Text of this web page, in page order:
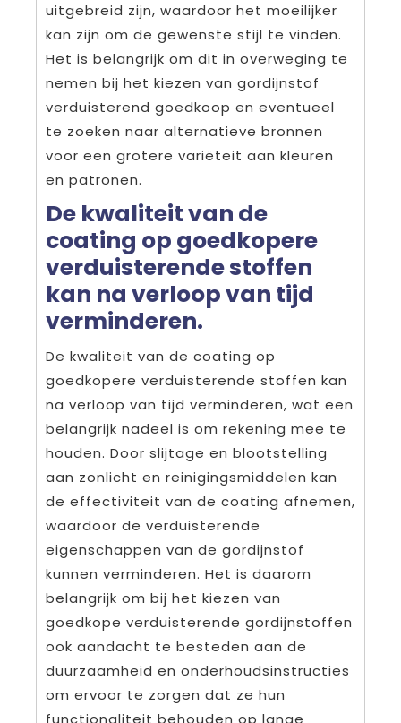
uitgebreid zijn, waardoor het moeilijker
kan zijn om de gewenste stijl te vinden.
Het is belangrijk om dit in overweging te
nemen bij het kiezen van gordijnstof
verduisterend goedkoop en eventueel
te zoeken naar alternatieve bronnen
voor een grotere variëteit aan kleuren
en patronen.
De kwaliteit van de
coating op goedkopere
verduisterende stoffen
kan na verloop van tijd
verminderen.
De kwaliteit van de coating op
goedkopere verduisterende stoffen kan
na verloop van tijd verminderen, wat een
belangrijk nadeel is om rekening mee te
houden. Door slijtage en blootstelling
aan zonlicht en reinigingsmiddelen kan
de effectiviteit van de coating afnemen,
waardoor de verduisterende
eigenschappen van de gordijnstof
kunnen verminderen. Het is daarom
belangrijk om bij het kiezen van
goedkope verduisterende gordijnstoffen
ook aandacht te besteden aan de
duurzaamheid en onderhoudsinstructies
om ervoor te zorgen dat ze hun
functionaliteit behouden op lange